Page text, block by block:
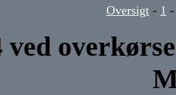
Oversigt - 1
ved